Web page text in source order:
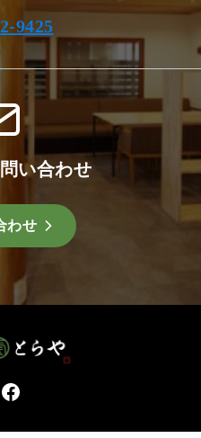
9425
い合わせ
わせ
Facebook